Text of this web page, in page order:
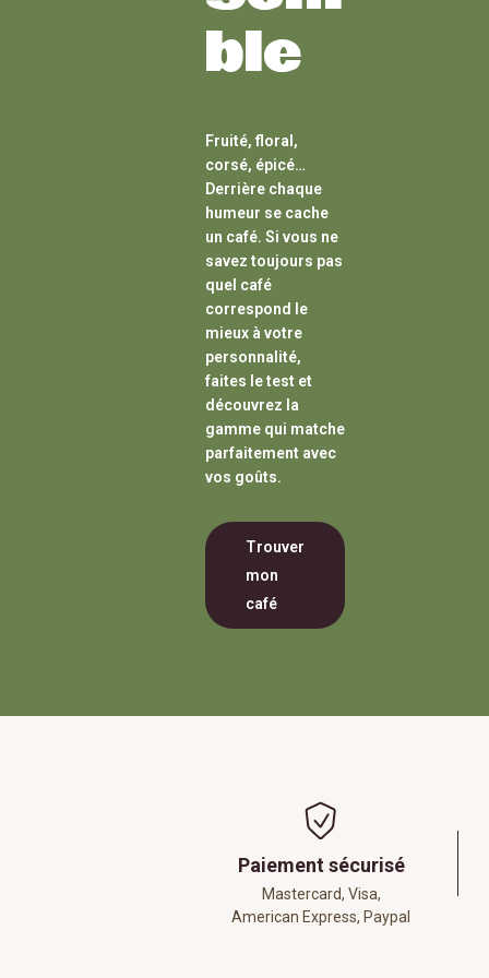
ble
Fruité, floral,
corsé, épicé…
Derrière chaque
humeur se cache
un café. Si vous ne
savez toujours pas
quel café
correspond le
mieux à votre
personnalité,
faites le test et
découvrez la
gamme qui matche
parfaitement avec
vos goûts.
Trouver
mon
café
Paiement sécurisé
Mastercard, Visa,
American Express, Paypal